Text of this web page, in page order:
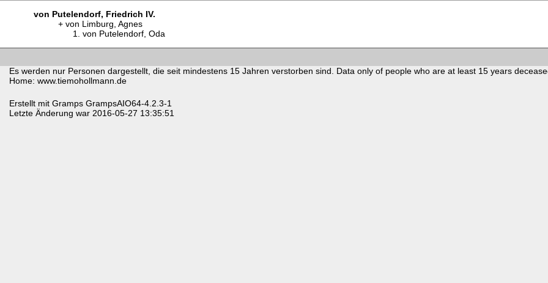
von Putelendorf, Friedrich IV.
von Limburg, Agnes
von Putelendorf, Oda
Es werden nur Personen dargestellt, die seit mindestens 15 Jahren verstorben sind. Data only of people who are at least 15 years
Home: www.tiemohollmann.de
Erstellt mit Gramps GrampsAIO64-4.2.3-1
Letzte Änderung war 2016-05-27 13:35:51